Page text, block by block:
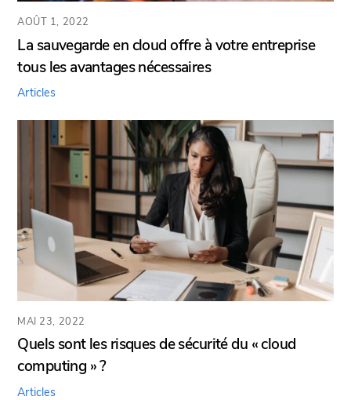
AOÛT 1, 2022
La sauvegarde en cloud offre à votre entreprise
tous les avantages nécessaires
Articles
MAI 23, 2022
Quels sont les risques de sécurité du « cloud
computing » ?
Articles